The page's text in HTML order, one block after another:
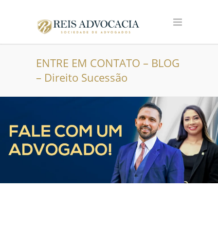
ENTRE EM CONTATO – BLOG
– Direito Sucessão